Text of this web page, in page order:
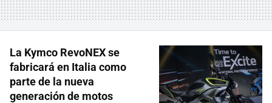
La Kymco RevoNEX se
fabricará en Italia como
parte de la nueva
generación de motos